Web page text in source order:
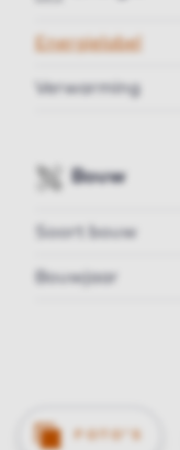
Energielabel
Verwarming
Bouw
Soort bouw
Bouwjaar